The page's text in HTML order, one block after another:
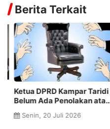
Berita Terkait
Gerindra Soroti Anggaran
Makan Minum Pemkab
Kampar Diduga Bengkak
hingga Rp20 Miliar
Senin, 06 Juli 2026